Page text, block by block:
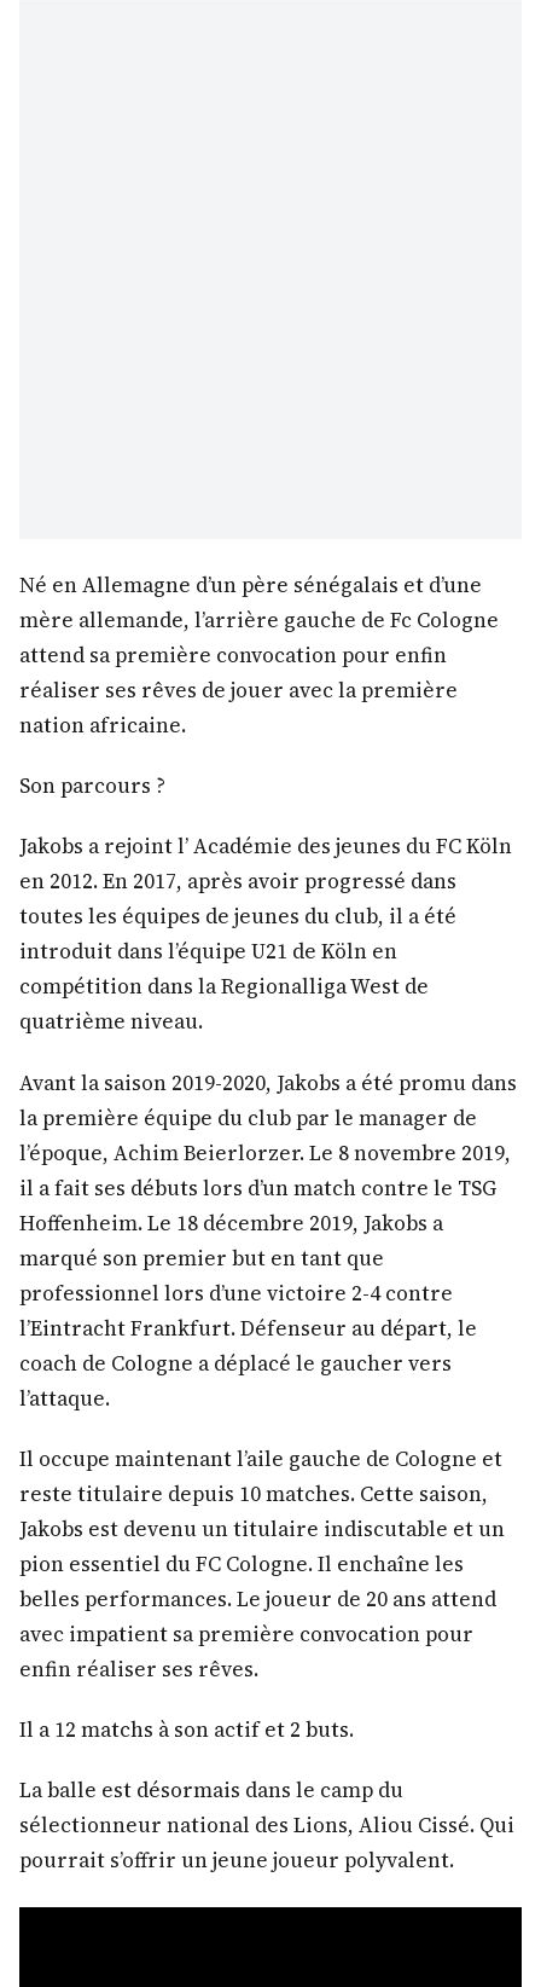
Né en Allemagne d’un père sénégalais et d’une
mère allemande, l’arrière gauche de Fc Cologne
attend sa première convocation pour enfin
réaliser ses rêves de jouer avec la première
nation africaine.
Son parcours ?
Jakobs a rejoint l’ Académie des jeunes du FC Köln
en 2012. En 2017, après avoir progressé dans
toutes les équipes de jeunes du club, il a été
introduit dans l’équipe U21 de Köln en
compétition dans la Regionalliga West de
quatrième niveau.
Avant la saison 2019-2020, Jakobs a été promu dans
la première équipe du club par le manager de
l’époque, Achim Beierlorzer. Le 8 novembre 2019,
il a fait ses débuts lors d’un match contre le TSG
Hoffenheim. Le 18 décembre 2019, Jakobs a
marqué son premier but en tant que
professionnel lors d’une victoire 2-4 contre
l’Eintracht Frankfurt. Défenseur au départ, le
coach de Cologne a déplacé le gaucher vers
l’attaque.
Il occupe maintenant l’aile gauche de Cologne et
reste titulaire depuis 10 matches. Cette saison,
Jakobs est devenu un titulaire indiscutable et un
pion essentiel du FC Cologne. Il enchaîne les
belles performances. Le joueur de 20 ans attend
avec impatient sa première convocation pour
enfin réaliser ses rêves.
Il a 12 matchs à son actif et 2 buts.
La balle est désormais dans le camp du
sélectionneur national des Lions, Aliou Cissé. Qui
pourrait s’offrir un jeune joueur polyvalent.